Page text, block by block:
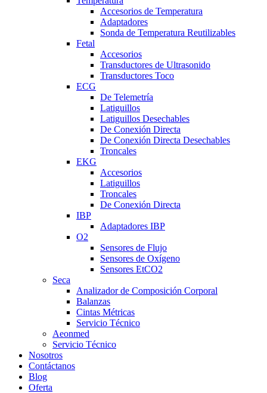
Accesorios de Temperatura
Adaptadores
Sonda de Temperatura Reutilizables
Fetal
Accesorios
Transductores de Ultrasonido
Transductores Toco
ECG
De Telemetría
Latiguillos
Latiguillos Desechables
De Conexión Directa
De Conexión Directa Desechables
Troncales
EKG
Accesorios
Latiguillos
Troncales
De Conexión Directa
IBP
Adaptadores IBP
O2
Sensores de Flujo
Sensores de Oxígeno
Sensores EtCO2
Seca
Analizador de Composición Corporal
Balanzas
Cintas Métricas
Servicio Técnico
Aeonmed
Servicio Técnico
Nosotros
Contáctanos
Blog
Oferta